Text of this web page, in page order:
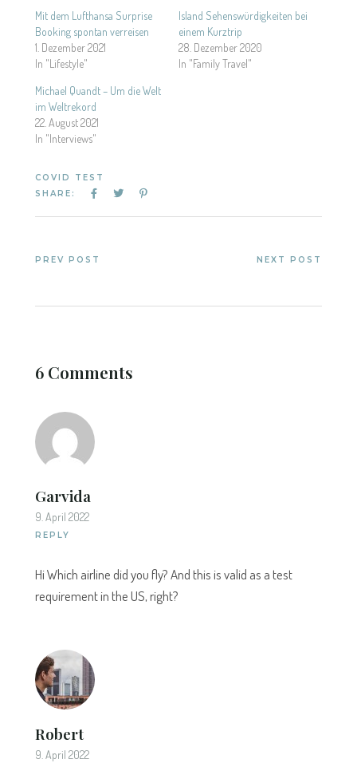
Mit dem Lufthansa Surprise
Booking spontan verreisen
1. Dezember 2021
In "Lifestyle"
Island Sehenswürdigkeiten bei
einem Kurztrip
28. Dezember 2020
In "Family Travel"
Michael Quandt – Um die Welt
im Weltrekord
22. August 2021
In "Interviews"
COVID TEST
SHARE:
PREV POST NEXT POST
6 Comments
Garvida
9. April 2022
REPLY
Hi Which airline did you fly? And this is valid as a test
requirement in the US, right?
Robert
9. April 2022